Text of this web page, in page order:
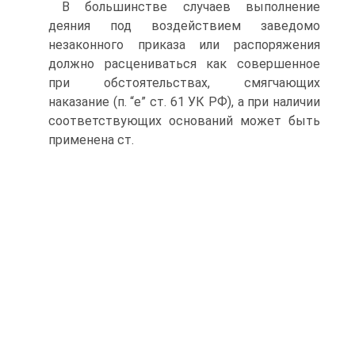
В большинстве случаев выполнение
деяния под воздействием заведомо
незаконного приказа или распоряжения
должно расцениваться как совершенное
при обстоятельствах, смягчающих
наказание (п. “е” ст. 61 УК РФ), а при наличии
соответствующих оснований может быть
применена ст.